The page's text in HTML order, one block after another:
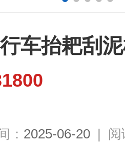
车抬耙刮
： 2025-06-20 | 阅